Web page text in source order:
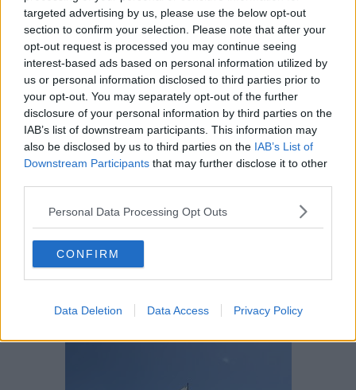
targeted advertising by us, please use the below opt-out
section to confirm your selection. Please note that after your
opt-out request is processed you may continue seeing
interest-based ads based on personal information utilized by
us or personal information disclosed to third parties prior to
your opt-out. You may separately opt-out of the further
disclosure of your personal information by third parties on the
IAB’s list of downstream participants. This information may
also be disclosed by us to third parties on the IAB’s List of
Downstream Participants that may further disclose it to other
Personal Data Processing Opt Outs
CONFIRM
Data Deletion Data Access Privacy Policy
sport come strumento di crescita e condivisione. E’ stato un
momento carico di emozione, partecipazione e orgoglio per tutti
noi. E soprattutto di grande soddisfazione per il risultato ottenuto
che premia mesi di duro lavoro. Tutti hanno dato il proprio
contributo con entusiasmo, impegno e spirito di squadra,
dimostrando ancora una volta quanto sia forte il valore della
collaborazione. Il mio grazie va a tutti loro e, in particolare, al
sindaco Maurizio Papi ed all’intera amministrazione comunale che
fin dal primo momento ci sono stati accanto”.
“Siamo davvero contenti –aggiunge il sindaco di Porto Azzurro
per la bella immagine del nostro comune che siamo riusciti a dare
attraverso un’organizzazione che ha funzionato al meglio. La cosa
più bella è stata però vedere la gioia negli occhi dei bambini per un
momento che rimarrà a lungo impresso nella loro memoria.
Ringrazio La Figc- Settore giovanile e Scolastico che ci ha scelti per
ospitare la cerimonia inaugurale e tutti coloro che, a vario titolo,